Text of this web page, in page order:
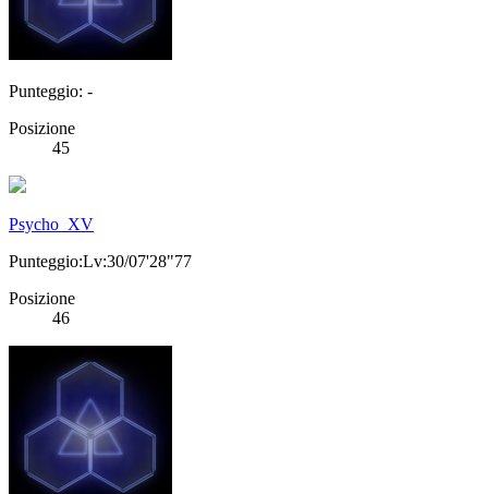
Punteggio: -
Posizione
45
Psycho_XV
Punteggio:Lv:30/07'28"77
Posizione
46